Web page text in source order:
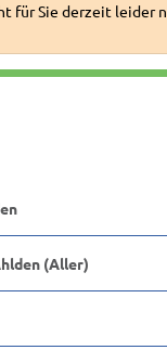
für Sie derzeit leider
(Aller)